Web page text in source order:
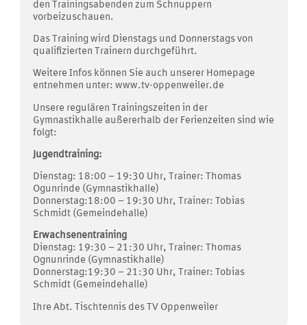
den Trainingsabenden zum Schnuppern
vorbeizuschauen.
Das Training wird Dienstags und Donnerstags von
qualifizierten Trainern durchgeführt.
Weitere Infos können Sie auch unserer Homepage
entnehmen unter: www.tv-oppenweiler.de
Unsere regulären Trainingszeiten in der
Gymnastikhalle außererhalb der Ferienzeiten sind wie
folgt:
Jugendtraining:
Dienstag: 18:00 – 19:30 Uhr, Trainer: Thomas
Ogunrinde (Gymnastikhalle)
Donnerstag:18:00 – 19:30 Uhr, Trainer: Tobias
Schmidt (Gemeindehalle)
Erwachsenentraining
Dienstag: 19:30 – 21:30 Uhr, Trainer: Thomas
Ognunrinde (Gymnastikhalle)
Donnerstag:19:30 – 21:30 Uhr, Trainer: Tobias
Schmidt (Gemeindehalle)
Ihre Abt. Tischtennis des TV Oppenweiler